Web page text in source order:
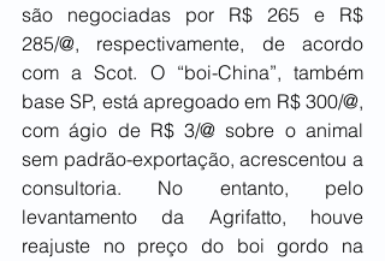
são negociadas por R$ 265 e R$
285/@, respectivamente, de acordo
com a Scot. O “boi-China”, também
base SP, está apregoado em R$ 300/@,
com ágio de R$ 3/@ sobre o animal
sem padrão-exportação, acrescentou a
consultoria. No entanto, pelo
levantamento da Agrifatto, houve
reajuste no preço do boi gordo na